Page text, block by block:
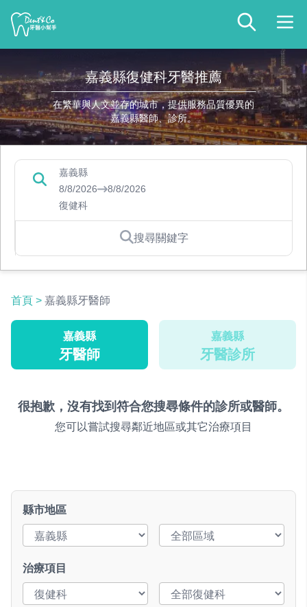
嘉義縣復健科牙醫推薦
在繁華與人文並存的城市，提供服務品質優異的
嘉義縣醫師、診所。
嘉義縣
8/8/2026
8/8/2026
復健科
搜尋關鍵字
首頁 > 嘉義縣牙醫師
嘉義縣
牙醫師
嘉義縣
牙醫診所
很抱歉，沒有找到符合您搜尋條件的診所或醫師。
您可以嘗試搜尋鄰近地區或其它治療項目
縣市地區
治療項目